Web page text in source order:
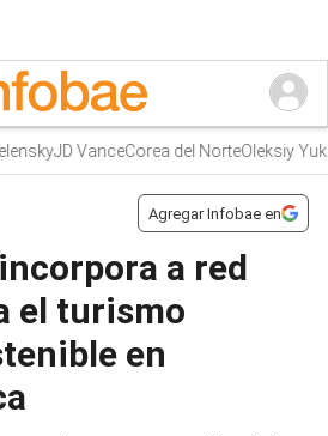
JD VanceCorea del NorteOleksiy Yukov
Agregar Infobae en
a red
el turismo
en